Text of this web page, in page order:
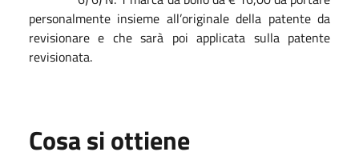
personalmente insieme all’originale della patente da
revisionare e che sarà poi applicata sulla patente
revisionata.
Cosa si ottiene